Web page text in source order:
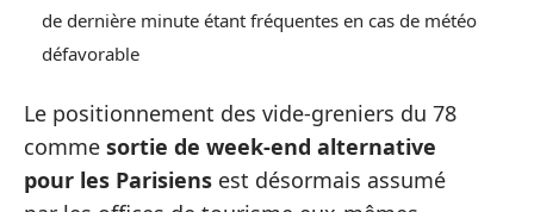
de dernière minute étant fréquentes en cas de météo
défavorable
Le positionnement des vide-greniers du 78
comme sortie de week-end alternative
pour les Parisiens est désormais assumé